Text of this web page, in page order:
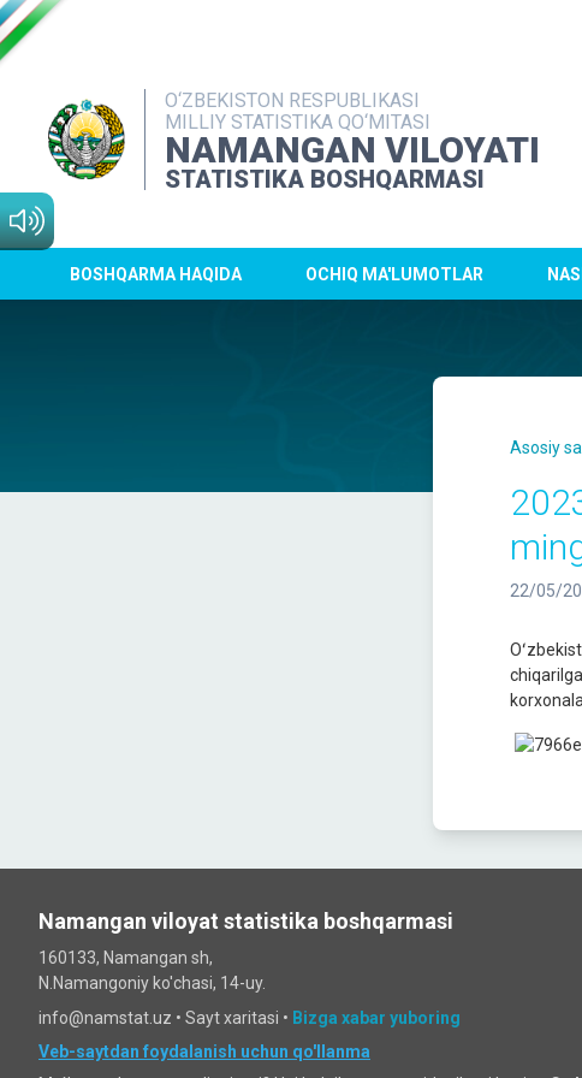
O‘ZBEKISTON RESPUBLIKASI
MILLIY STATISTIKA QO‘MITASI
NAMANGAN VILOYATI
STATISTIKA BOSHQARMASI
BOSHQARMA HAQIDA OCHIQ MA'LUMOTLAR
Asosiy
22/05/
Namangan viloyat statistika boshqarmasi
160133, Namangan sh,
N.Namangoniy ko'chasi, 14-uy.
info@namstat.uz • Sayt xaritasi • Bizga xabar yuboring
Veb-saytdan foydalanish uchun qo'llanma